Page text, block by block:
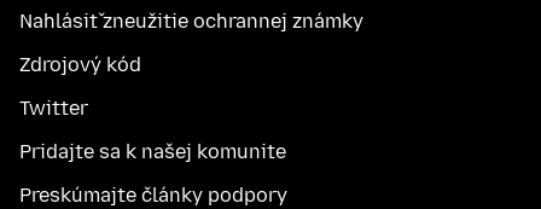
Nahlásiť zneužitie ochrannej známky
Zdrojový kód
Twitter
Pridajte sa k našej komunite
Preskúmajte články podpory